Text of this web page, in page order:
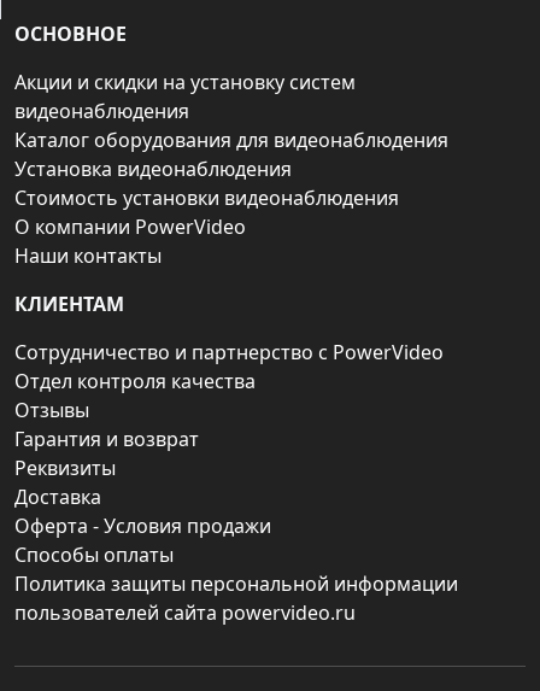
ОСНОВНОЕ
Акции и скидки на установку систем
видеонаблюдения
Каталог оборудования для видеонаблюдения
Установка видеонаблюдения
Стоимость установки видеонаблюдения
О компании PowerVideo
Наши контакты
КЛИЕНТАМ
Сотрудничество и партнерство с PowerVideo
Отдел контроля качества
Отзывы
Гарантия и возврат
Реквизиты
Доставка
Оферта - Условия продажи
Способы оплаты
Политика защиты персональной информации
пользователей сайта powervideo.ru